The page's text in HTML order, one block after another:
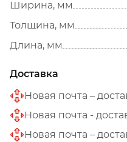
Ширина, мм
Толщина, мм
Длина, мм
Доставка
Новая почта –
Новая почта -
Новая почта –